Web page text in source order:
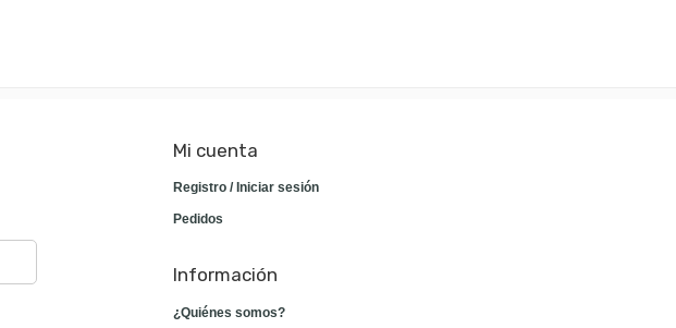
Mi cuenta
Registro / Iniciar sesión
Pedidos
Información
¿Quiénes somos?